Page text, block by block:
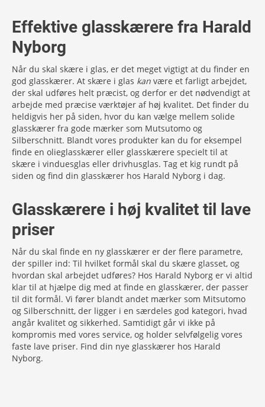
Effektive glasskærere fra Harald
Nyborg
Når du skal skære i glas, er det meget vigtigt at du finder en
god glasskærer. At skære i glas kan være et farligt arbejdet,
der skal udføres helt præcist, og derfor er det nødvendigt at
arbejde med præcise værktøjer af høj kvalitet. Det finder du
heldigvis her på siden, hvor du kan vælge mellem solide
glasskærer fra gode mærker som Mutsutomo og
Silberschnitt. Blandt vores produkter kan du for eksempel
finde en olieglasskærer eller glasskærere specielt til at
skære i vinduesglas eller drivhusglas. Tag et kig rundt på
siden og find din glasskærer hos Harald Nyborg i dag.
Glasskærere i høj kvalitet til lave
priser
Når du skal finde en ny glasskærer er der flere parametre,
der spiller ind: Til hvilket formål skal du skære glasset, og
hvordan skal arbejdet udføres? Hos Harald Nyborg er vi altid
klar til at hjælpe dig med at finde en glasskærer, der passer
til dit formål. Vi fører blandt andet mærker som Mitsutomo
og Silberschnitt, der ligger i en særdeles god kategori, hvad
angår kvalitet og sikkerhed. Samtidigt går vi ikke på
kompromis med vores service, og holder selvfølgelig vores
faste lave priser. Find din nye glasskærer hos Harald
Nyborg.